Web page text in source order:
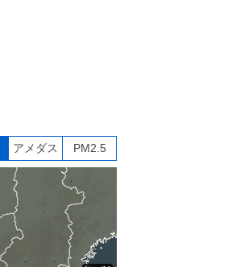
アメダス PM2.5